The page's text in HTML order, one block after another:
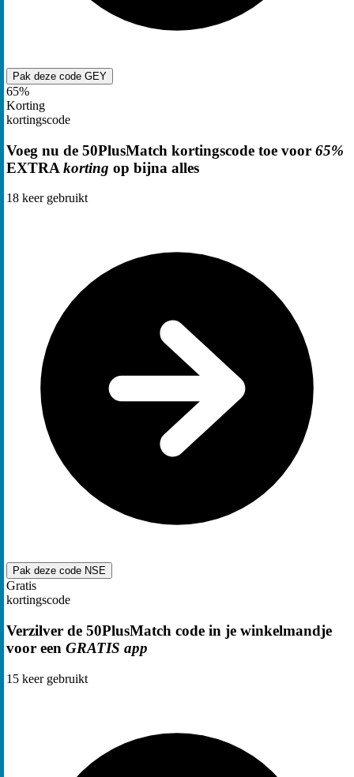
Pak deze code GEY
65%
Korting
kortingscode
Voeg nu de 50PlusMatch kortingscode toe voor 65%
EXTRA korting op bijna alles
18 keer gebruikt
Pak deze code NSE
Gratis
kortingscode
Verzilver de 50PlusMatch code in je winkelmandje
voor een GRATIS app
15 keer gebruikt